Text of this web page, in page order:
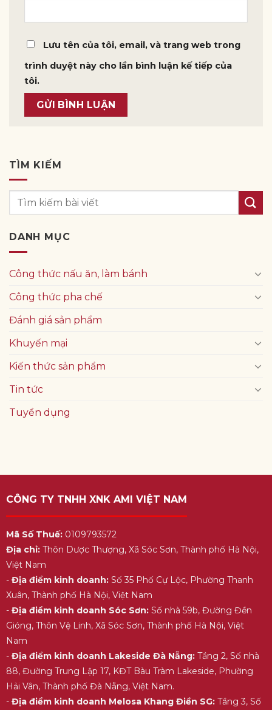
Lưu tên của tôi, email, và trang web trong
trình duyệt này cho lần bình luận kế tiếp của
tôi.
TÌM KIẾM
DANH MỤC
Công thức nấu ăn, làm bánh
Công thức pha chế
Đánh giá sản phẩm
Khuyến mại
Kiến thức sản phẩm
Tin tức
Tuyển dụng
CÔNG TY TNHH XNK AMI VIỆT NAM
Mã Số Thuế:0109793572
Địa chỉ:Thôn Dược Thượng, Xã Sóc Sơn, Thành phố Hà Nội,
Việt Nam
- Địa điểm kinh doanh:Số 35 Phố Cự Lộc, Phường Thanh
Xuân, Thành phố Hà Nội, Việt Nam
- Địa điểm kinh doanh Sóc Sơn:Số nhà 59b, Đường Đền
Gióng, Thôn Vệ Linh, Xã Sóc Sơn, Thành phố Hà Nội, Việt
Nam
- Địa điểm kinh doanh Lakeside Đà Nẵng:Tầng 2, Số nhà
88, Đường Trung Lập 17, KĐT Bàu Tràm Lakeside, Phường
Hải Vân, Thành phố Đà Nẵng, Việt Nam.
- Địa điểm kinh doanh Melosa Khang Điền SG:Tầng 3, Số